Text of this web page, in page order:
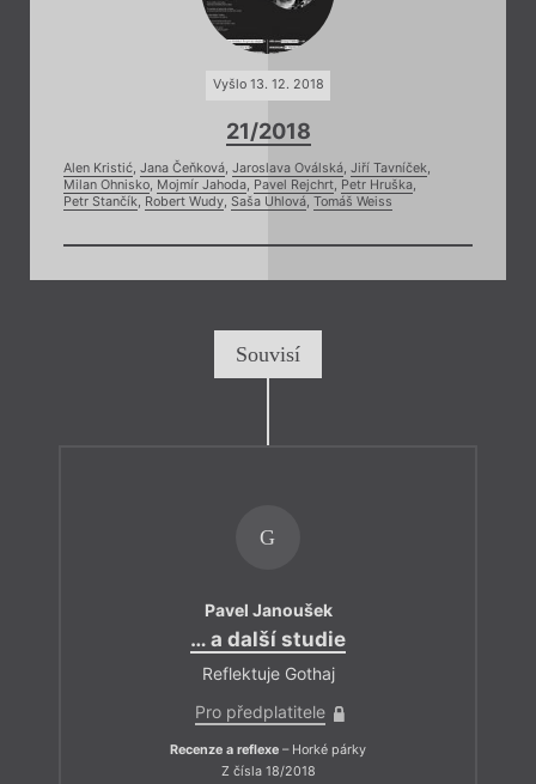
Vyšlo 13. 12. 2018
21/2018
Alen Kristić, Jana Čeňková, Jaroslava Oválská, Jiří Tavníček,
Milan Ohnisko, Mojmír Jahoda, Pavel Rejchrt, Petr Hruška,
Petr Stančík, Robert Wudy, Saša Uhlová, Tomáš Weiss
Souvisí
G
Pavel Janoušek
… a další studie
Reflektuje Gothaj
Pro předplatitele
Recenze a reflexe – Horké párky
Z čísla 18/2018